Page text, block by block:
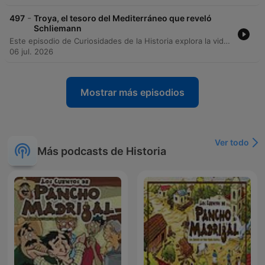
497 - Troya, el tesoro del Mediterráneo que reveló
Schliemann
Este episodio de Curiosidades de la Historia explora la vida y la controvertida labor de Heinrich Schliemann, el hombre que afirmó haber descubierto la mítica Troya. A través de un análisis de sus excavaciones en la colina de Hisarlik, el relato examina la transición de Schliemman de un exitoso comerciante a un arqueólogo cuya metodología y ética han sido duramente cuestionadas por la comunidad científica. El contenido detalla el hallazgo del Tesoro de Príamo, un descubrimiento que le otorgó fama mundial pero que también lo involucró en escándalos de contrabando y falsificación de registros. Se repasa el complejo itinerario de las piezas del tesoro, desde su extracción de la Troya otomana hasta su presencia en museos de Moscú, y la disputa internacional actual por su legitimidad.
06 jul. 2026
Mostrar más episodios
Más podcasts de Historia
Ver todo